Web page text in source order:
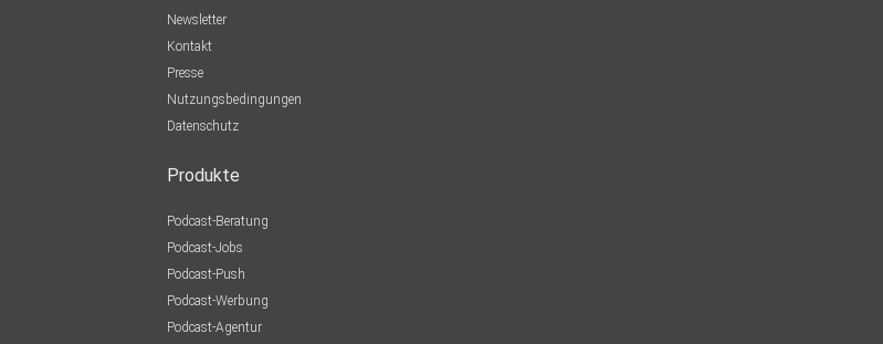
Newsletter
Kontakt
Presse
Nutzungsbedingungen
Datenschutz
Produkte
Podcast-Beratung
Podcast-Jobs
Podcast-Push
Podcast-Werbung
Podcast-Agentur